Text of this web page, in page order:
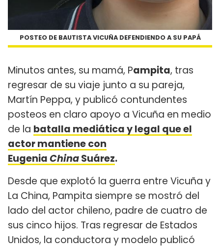
POSTEO DE BAUTISTA VICUÑA DEFENDIENDO A SU PAPÁ
Minutos antes, su mamá, Pampita, tras
regresar de su viaje junto a su pareja,
Martín Peppa, y publicó contundentes
posteos en claro apoyo a Vicuña en medio
de la batalla mediática y legal que el
actor mantiene con
EugeniaChinaSuárez.
Desde que explotó la guerra entre Vicuña y
La China, Pampita siempre se mostró del
lado del actor chileno, padre de cuatro de
sus cinco hijos. Tras regresar de Estados
Unidos, la conductora y modelo publicó